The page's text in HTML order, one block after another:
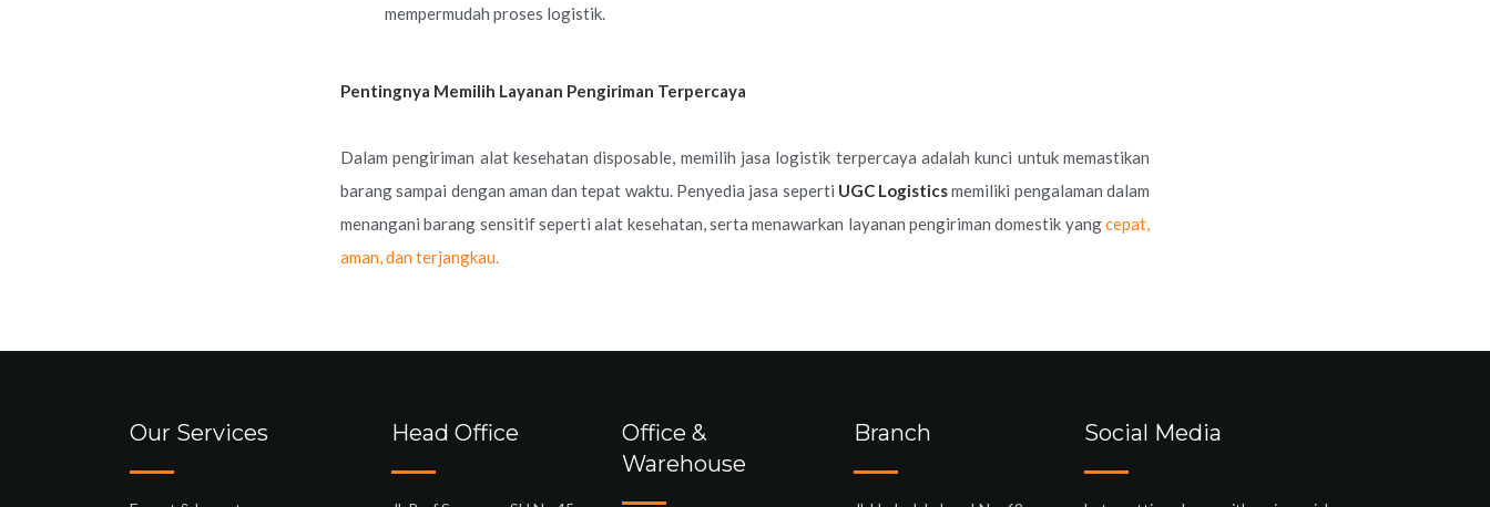
mempermudah proses logistik.
Pentingnya Memilih Layanan Pengiriman Terpercaya
Dalam pengiriman alat kesehatan disposable, memilih jasa logistik terpercaya adalah kunci untuk memastikan
barang sampai dengan aman dan tepat waktu. Penyedia jasa seperti UGC Logisticsmemiliki pengalaman dalam
menangani barang sensitif seperti alat kesehatan, serta menawarkan layanan pengiriman domestik yangcepat,
aman, dan terjangkau.
Our Services Head Office
Office &
Warehouse
Branch Social Media